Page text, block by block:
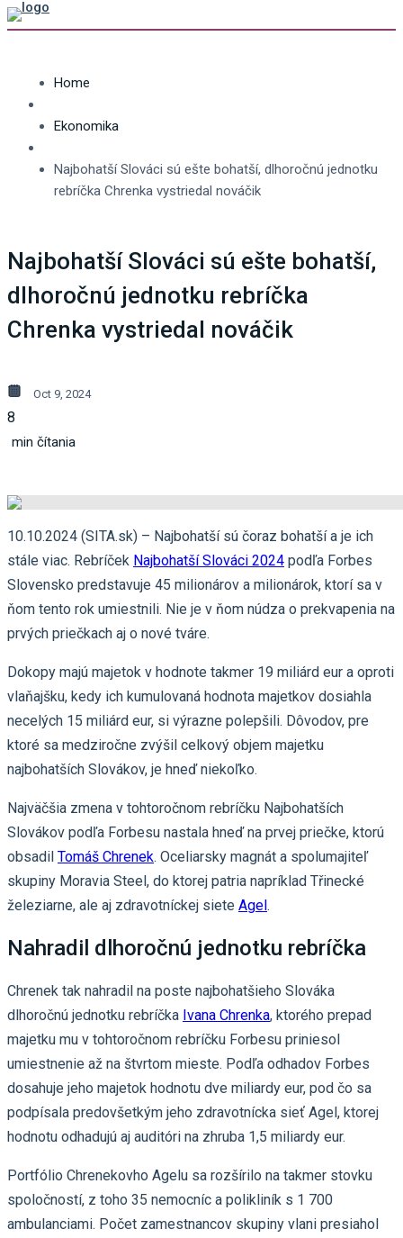
Home
Ekonomika
Najbohatší Slováci sú ešte bohatší, dlhoročnú jednotku
rebríčka Chrenka vystriedal nováčik
Najbohatší Slováci sú ešte bohatší,
dlhoročnú jednotku rebríčka
Chrenka vystriedal nováčik
Oct 9, 2024
8
min čítania
10.10.2024 (SITA.sk) – Najbohatší sú čoraz bohatší a je ich
stále viac. Rebríček Najbohatší Slováci 2024 podľa Forbes
Slovensko predstavuje 45 milionárov a milionárok, ktorí sa v
ňom tento rok umiestnili. Nie je v ňom núdza o prekvapenia na
prvých priečkach aj o nové tváre.
Dokopy majú majetok v hodnote takmer 19 miliárd eur a oproti
vlaňajšku, kedy ich kumulovaná hodnota majetkov dosiahla
necelých 15 miliárd eur, si výrazne polepšili. Dôvodov, pre
ktoré sa medziročne zvýšil celkový objem majetku
najbohatších Slovákov, je hneď niekoľko.
Najväčšia zmena v tohtoročnom rebríčku Najbohatších
Slovákov podľa Forbesu nastala hneď na prvej priečke, ktorú
obsadil Tomáš Chrenek. Oceliarsky magnát a spolumajiteľ
skupiny Moravia Steel, do ktorej patria napríklad Třinecké
železiarne, ale aj zdravotníckej siete Agel.
Nahradil dlhoročnú jednotku rebríčka
Chrenek tak nahradil na poste najbohatšieho Slováka
dlhoročnú jednotku rebríčka Ivana Chrenka, ktorého prepad
majetku mu v tohtoročnom rebríčku Forbesu priniesol
umiestnenie až na štvrtom mieste. Podľa odhadov Forbes
dosahuje jeho majetok hodnotu dve miliardy eur, pod čo sa
podpísala predovšetkým jeho zdravotnícka sieť Agel, ktorej
hodnotu odhadujú aj auditóri na zhruba 1,5 miliardy eur.
Portfólio Chrenekovho Agelu sa rozšírilo na takmer stovku
spoločností, z toho 35 nemocníc a polikliník s 1 700
ambulanciami. Počet zamestnancov skupiny vlani presiahol